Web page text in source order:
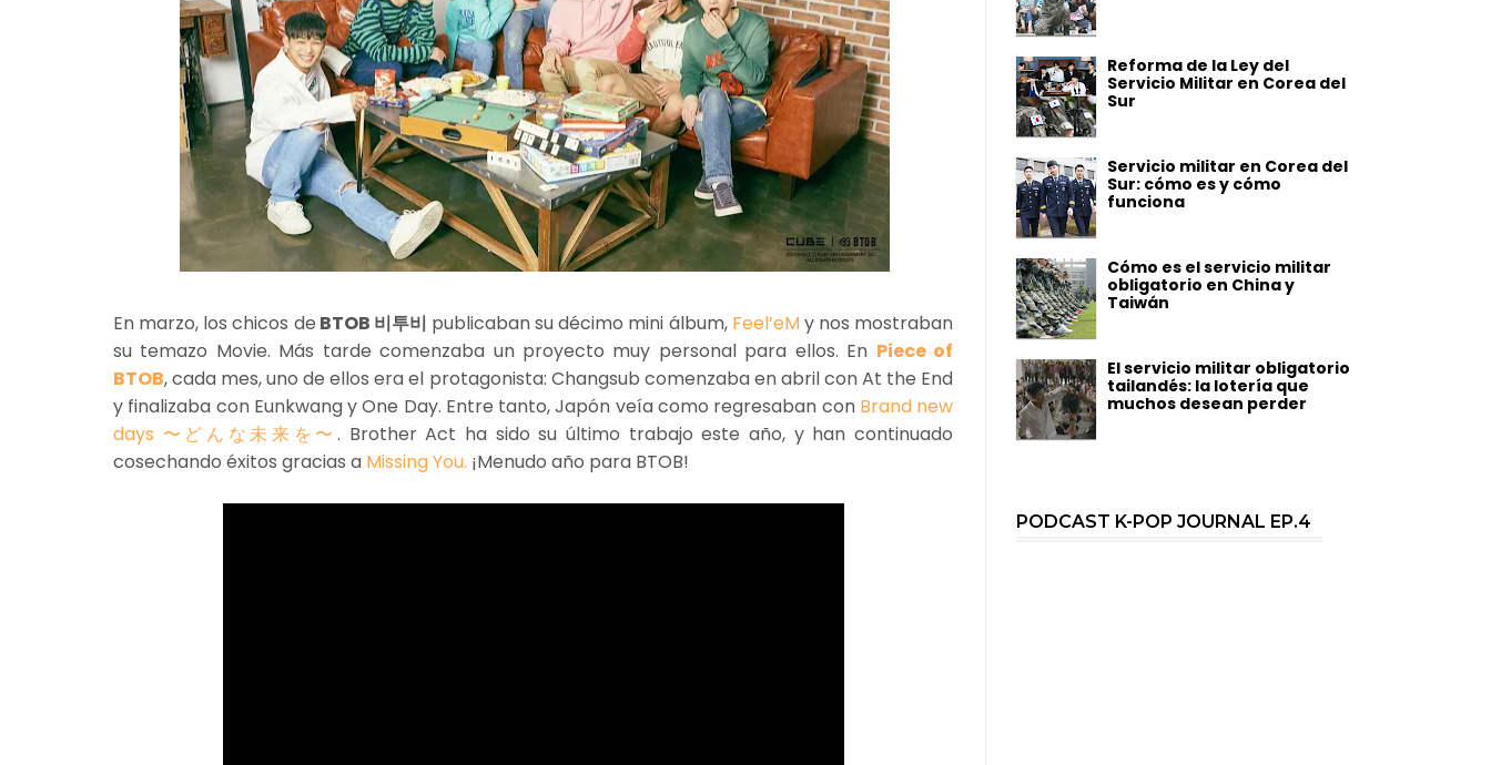
En marzo, los chicos de BTOB 비투비 publicaban su décimo mini álbum, Feel’eMy nos mostraban
su temazo Movie. Más tarde comenzaba un proyecto muy personal para ellos. En Piece of
BTOB, cada mes, uno de ellos era el protagonista: Changsub comenzaba en abril con At the End
y finalizaba con Eunkwang y One Day. Entre tanto, Japón veía como regresaban con Brand new
days 〜どんな未来を〜. Brother Act ha sido su último trabajo este año, y han continuado
cosechando éxitos gracias a Missing You. ¡Menudo año para BTOB!
Reforma de la Ley del
Servicio Militar en Corea del
Sur
Servicio militar en Corea del
Sur: cómo es y cómo
funciona
Cómo es el servicio militar
obligatorio en China y
Taiwán
El servicio militar obligatorio
tailandés: la lotería que
muchos desean perder
PODCAST K-POP JOURNAL EP.4